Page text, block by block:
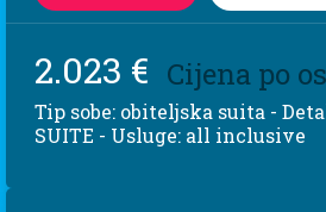
2.023 € Cijena po
Tip sobe: obiteljska suita -
SUITE - Usluge: all inclusive